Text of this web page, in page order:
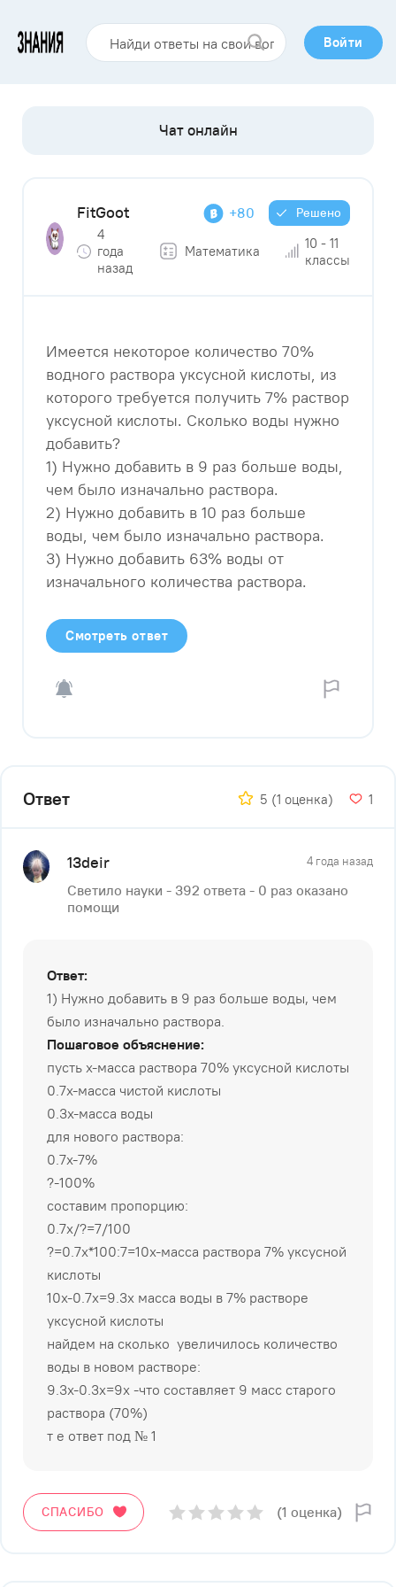
Войти
FitGoot +80 Решено
4
года
назад
Математика
10 - 11
классы
Имеется некоторое количество 70%
водного раствора уксусной кислоты, из
которого требуется получить 7% раствор
уксусной кислоты. Сколько воды нужно
добавить?
1) Нужно добавить в 9 раз больше воды,
чем было изначально раствора.
2) Нужно добавить в 10 раз больше
воды, чем было изначально раствора.
3) Нужно добавить 63% воды от
изначального количества раствора.
Смотреть ответ
Ответ 5 (1 оценка) 1
13deir 4 года назад
Светило науки - 392 ответа - 0 раз оказано
помощи
Ответ:
1) Нужно добавить в 9 раз больше воды, чем
было изначально раствора.
Пошаговое объяснение:
пусть х-масса раствора 70% уксусной кислоты
0.7х-масса чистой кислоты
0.3х-масса воды
для нового раствора:
0.7х-7%
?-100%
составим пропорцию:
0.7х/?=7/100
?=0.7х*100:7=10х-масса раствора 7% уксусной
кислоты
10х-0.7х=9.3х масса воды в 7% растворе
уксусной кислоты
найдем на сколько увеличилось количество
воды в новом растворе:
9.3х-0.3х=9х -что составляет 9 масс старого
раствора (70%)
т е ответ под № 1
СПАСИБО (1 оценка)